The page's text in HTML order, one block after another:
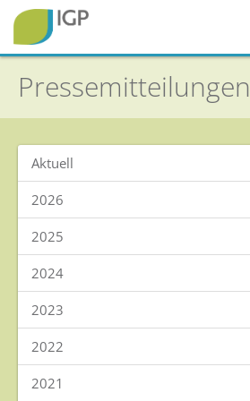
Startseite
Gesunde Pflanzen
In der Landwirtschaft
Integrierter Pflanzenschutz
Pressemitteilungen
Aktuell
2026
2025
2024
2023
2022
2021